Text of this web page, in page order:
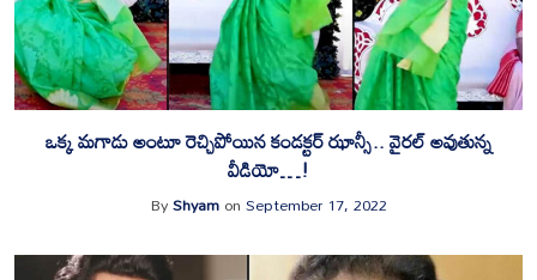
ఒక్క మగాడు అంటూ రెచ్చిపోయిన కండక్టర్ ఝాన్సీ.. వైరల్ అవుతున్న
వీడియో…!
ByShyamonSeptember 17, 2022